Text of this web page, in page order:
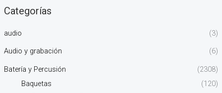
Categorías
audio (3)
Audio y grabación (6)
Batería y Percusión
(2308)
Baquetas
(120)